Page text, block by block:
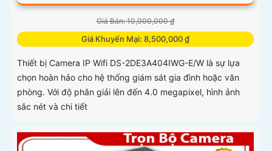
Giá Bán: 10,000,000 ₫
Giá Khuyến Mại: 8,500,000 ₫
Thiết bị Camera IP Wifi DS-2DE3A404IWG-E/W là sự lựa
chọn hoàn hảo cho hệ thống giám sát gia đình hoặc văn
phòng. Với độ phân giải lên đến 4.0 megapixel, hình ảnh
sắc nét và chi tiết